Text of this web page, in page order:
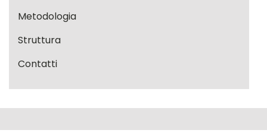
Metodologia
Struttura
Contatti